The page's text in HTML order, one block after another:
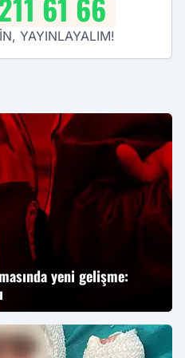
YAYINLAYALIM!
yeni gelişme: